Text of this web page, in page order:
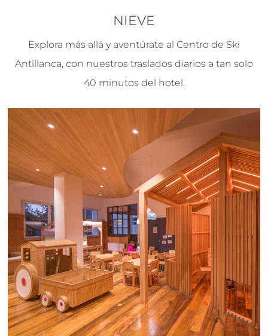
NIEVE
Explora más allá y aventúrate al Centro de Ski
Antillanca, con nuestros traslados diarios a tan solo
40 minutos del hotel.